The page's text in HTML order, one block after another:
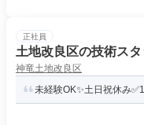
正社員
土地改良区の技術スタ
神竜土地改良区
未経験OK✨土日祝休み